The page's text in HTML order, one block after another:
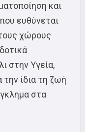
και
ευθύνεται
χώρους
στην Υγεία,
την ίδια τη ζωή
στα